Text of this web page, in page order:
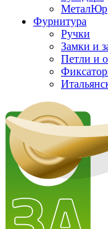
МеталЮр
Фурнитура
Ручки
Замки и
Петли и